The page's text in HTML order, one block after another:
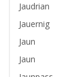
Jaudrian
Jauernig
Jaun
Jaun